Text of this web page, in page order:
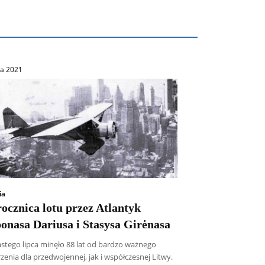
2021
lotu przez Atlantyk
Dariusa i Stasysa Girėnasa
lipca minęło 88 lat od bardzo ważnego
dla przedwojennej, jak i współczesnej Litwy.